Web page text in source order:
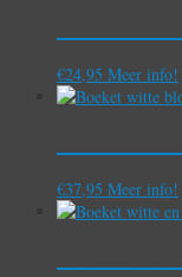
€24,95 Meer info!
€37,95 Meer info!